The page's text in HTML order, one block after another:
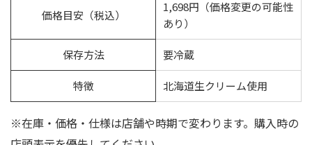
価格目安（税込）
1,698円（価格変更の可能性
あり）
保存方法 要冷蔵
特徴 北海道生クリーム使用
※在庫・価格・仕様は店舗や時期で変わります。購入時の